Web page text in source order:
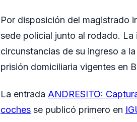
Por disposición del magistrado
sede policial junto al rodado.
circunstancias de su ingreso a
prisión domiciliaria vigentes en
La entrada ANDRESITO:
coches se publicó primero en